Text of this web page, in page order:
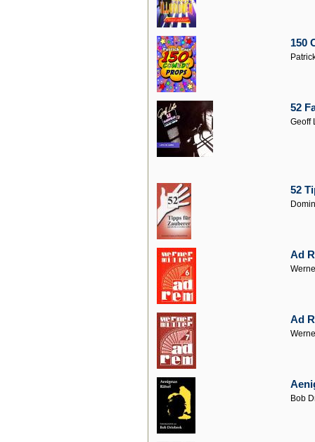
150
52
Geoff
52
Ad
Ad
Bob